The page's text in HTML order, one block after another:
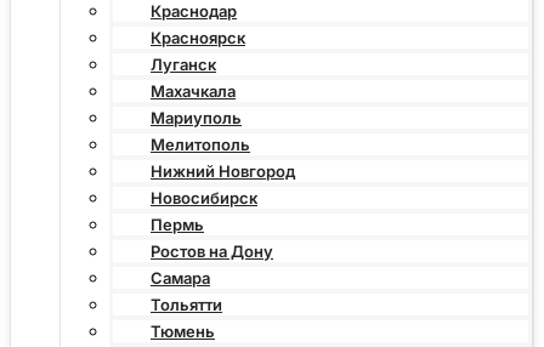
Краснодар
Красноярск
Луганск
Махачкала
Мариуполь
Мелитополь
Нижний Новгород
Новосибирск
Пермь
Ростов на Дону
Самара
Тольятти
Тюмень